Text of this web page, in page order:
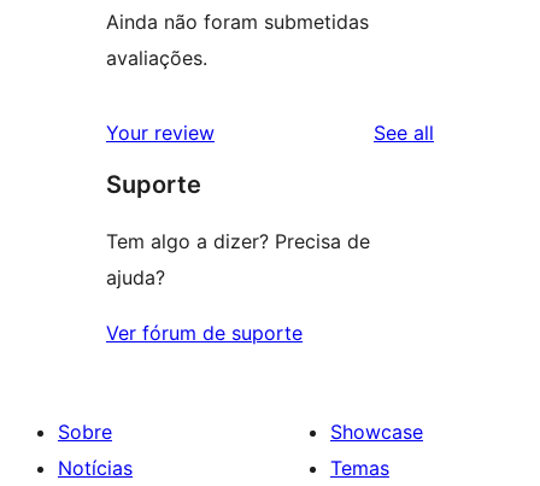
Ainda não foram submetidas
avaliações.
Your review See all
Suporte
Tem algo a dizer? Precisa de
ajuda?
Ver fórum de suporte
Sobre
Notícias
Showcase
Temas